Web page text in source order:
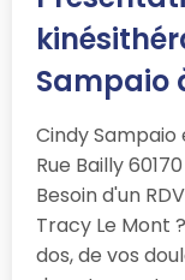
Sampaio
Cindy Sampaio
Rue Bailly
Besoin d'un
Tracy Le Mont
dos, de vos